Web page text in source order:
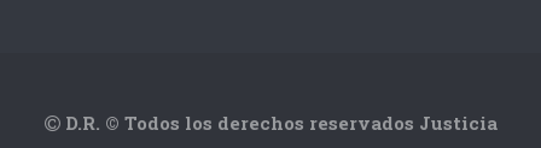
D.R. © Todos los derechos reservados Justicia